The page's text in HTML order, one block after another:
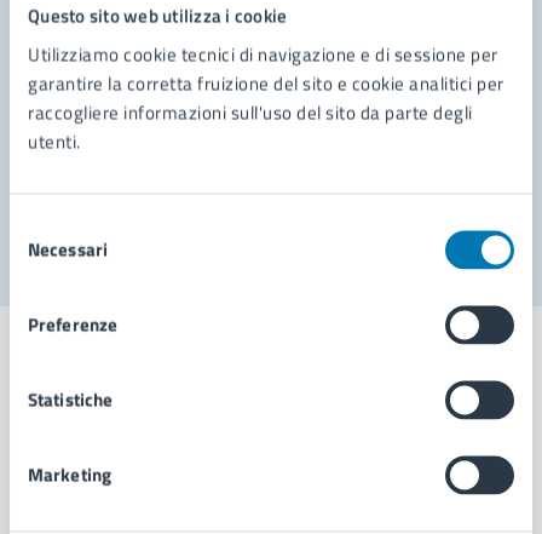
Questo sito web utilizza i cookie
Utilizziamo cookie tecnici di navigazione e di sessione per
garantire la corretta fruizione del sito e cookie analitici per
raccogliere informazioni sull'uso del sito da parte degli
utenti.
delNecessari
Preferenze
Statistiche
Marketing
Richiedi assistenza
Prenota appuntamento
Problemi in città